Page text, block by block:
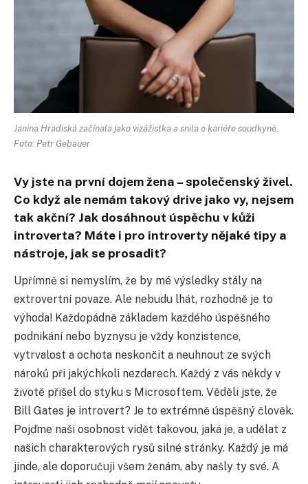
Janina Hradiská začínala jako vizážistka a snila o kariéře soudkyně.
Foto: Petr Gebauer
Vy jste na první dojem žena – společenský živel.
Co když ale nemám takový drive jako vy, nejsem
tak akční? Jak dosáhnout úspěchu v kůži
introverta? Máte i pro introverty nějaké tipy a
nástroje, jak se prosadit?
Upřímně si nemyslím, že by mé výsledky stály na
extrovertní povaze. Ale nebudu lhát, rozhodně je to
výhoda! Každopádně základem každého úspěšného
podnikání nebo byznysu je vždy konzistence,
vytrvalost a ochota neskončit a neuhnout ze svých
nároků při jakýchkoli nezdarech. Každý z vás někdy v
životě přišel do styku s Microsoftem. Věděli jste, že
Bill Gates je introvert? Je to extrémně úspěšný člověk.
Pojďme naši osobnost vidět takovou, jaká je, a udělat z
našich charakterových rysů silné stránky. Každý je má
jinde, ale doporučuji všem ženám, aby našly ty své. A